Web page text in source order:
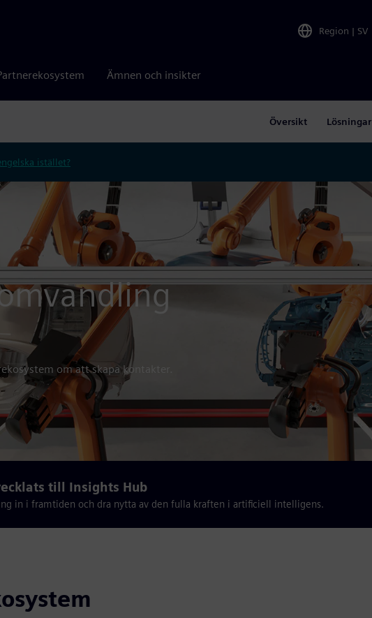
Region | SV
Ämnen och insikter
Översikt Lösningar
istället?
om att skapa kontakter.
till Insights Hub
in i framtiden och dra nytta av den fulla kraften i artificiell intelligens.